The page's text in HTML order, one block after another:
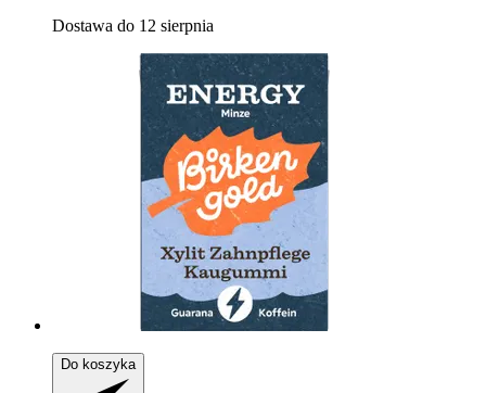
Dostawa do 12 sierpnia
Do koszyka